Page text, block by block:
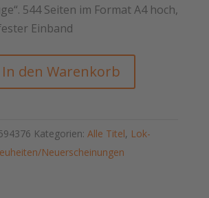
544 Seiten im Format A4 hoch,
Einband
In den Warenkorb
Kategorien: Alle Titel, Lok-
Neuerscheinungen